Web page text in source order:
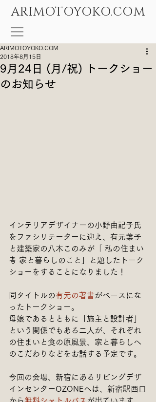
ARIMOTOYOKO.COM
9月24日 (月/祝) トークショー
のお知らせ
ARIMOTOYOKO.COM
2018年8月15日
インテリアデザイナーの小野由記子氏
をファシリテーターに迎え、有元葉子
と建築家の八木このみが「 私の住まい
考 家と暮らしのこと」と題したトーク
ショーをすることになりました！
同タイトルの有元の著書がベースにな
ったトークショー。
母娘であるとともに「施主と設計者」
という関係でもある二人が、それぞれ
の住まいと食の原風景、家と暮らしへ
のこだわりなどをお話する予定です。
今回の会場、新宿にあるリビングデザ
インセンターOZONEへは、新宿駅西口